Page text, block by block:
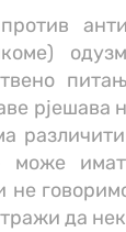
рјешава
може
не
да